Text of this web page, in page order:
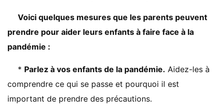
Voici quelques mesures que les parents peuvent
prendre pour aider leurs enfants à faire face à la
pandémie :
* Parlez à vos enfants de la pandémie. Aidez-les à
comprendre ce qui se passe et pourquoi il est
important de prendre des précautions.